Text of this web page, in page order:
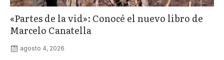
«Partes de la vid»: Conocé el nuevo libro de
Marcelo Canatella
agosto 4, 2026